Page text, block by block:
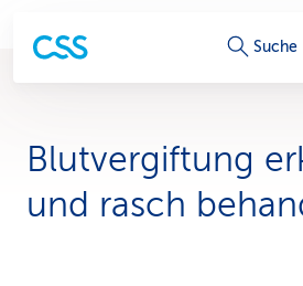
S
v
i
Suche
Blutvergiftung
und rasch